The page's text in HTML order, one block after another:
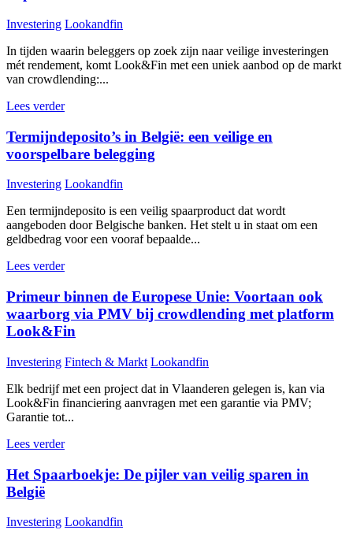
Investering Lookandfin
In tijden waarin beleggers op zoek zijn naar veilige investeringen
mét rendement, komt Look&Fin met een uniek aanbod op de markt
van crowdlending:...
Lees verder
Termijndeposito’s in België: een veilige en
voorspelbare belegging
Investering Lookandfin
Een termijndeposito is een veilig spaarproduct dat wordt
aangeboden door Belgische banken. Het stelt u in staat om een
geldbedrag voor een vooraf bepaalde...
Lees verder
Primeur binnen de Europese Unie: Voortaan ook
waarborg via PMV bij crowdlending met platform
Look&Fin
Investering Fintech & Markt Lookandfin
Elk bedrijf met een project dat in Vlaanderen gelegen is, kan via
Look&Fin financiering aanvragen met een garantie via PMV;
Garantie tot...
Lees verder
Het Spaarboekje: De pijler van veilig sparen in
België
Investering Lookandfin